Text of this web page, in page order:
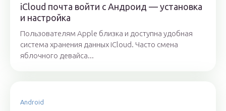
iСloud почта войти с Андроид — установка
и настройка
Пользователям Apple близка и доступна удобная
система хранения данных iCloud. Часто смена
яблочного девайса...
Android